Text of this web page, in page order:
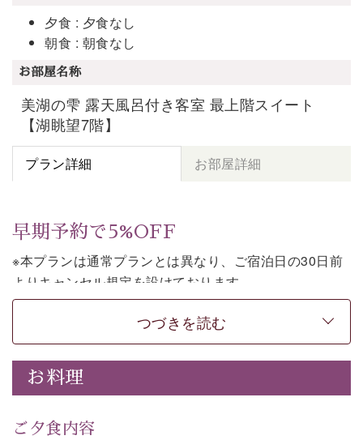
夕食 : 夕食なし
朝食 : 朝食なし
お部屋名称
美湖の雫 露天風呂付き客室 最上階スイート
【湖眺望7階】
プラン詳細 お部屋詳細
早期予約で5%OFF
※本プランは通常プランとは異なり、ご宿泊日の30日前
よりキャンセル規定を設けております。
※本プランは素泊まりのプランです。2食付きでご利用ご
【公式限定価格】早割プラン（30日前
まで）」をご利用ください。
上諏訪温泉しんゆでは、30日前までのご予約で、5%割
意しております。
つづきを読む
お料理
ご夕食内容